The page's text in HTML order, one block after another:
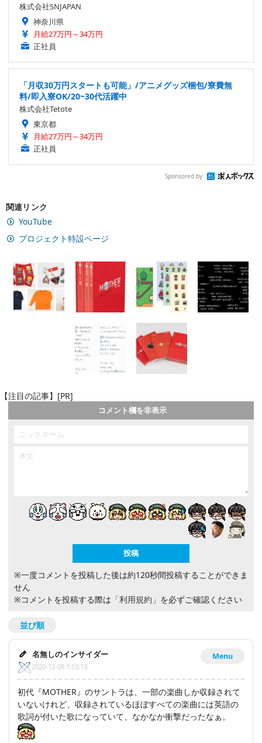
株式会社SNJAPAN
神奈川県
月給27万円～34万円
正社員
「月収30万円スタートも可能」/アニメグッズ梱包/寮費無
料/即入寮OK/20~30代活躍中
株式会社Tetote
東京都
月給27万円～34万円
正社員
Sponsored by
関連リンク
YouTube
プロジェクト特設ページ
【注目の記事】[PR]
コメント欄を非表示
※一度コメントを投稿した後は約120秒間投稿することができま
せん
※コメントを投稿する際は 「利用規約」 を必ずご確認ください
並び順
Menu
名無しのインサイダー
2020-12-08 1:53:13
初代『MOTHER』のサントラは、一部の楽曲しか収録されて
いないけれど、収録されているほぼすべての楽曲には英語の
歌詞が付いた歌になっていて、なかなか衝撃だったなぁ。